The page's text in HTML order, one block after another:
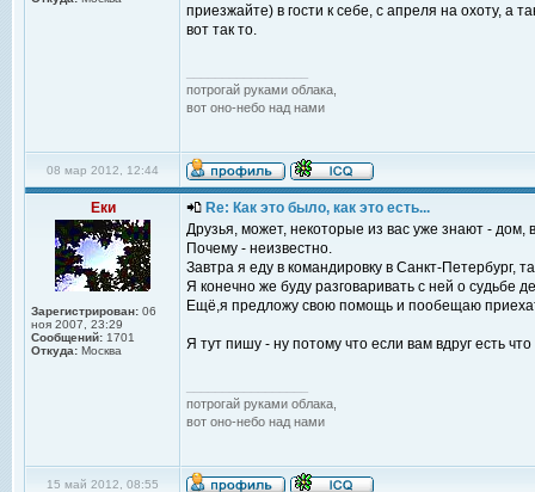
приезжайте) в гости к себе, с апреля на охоту, а
вот так то.
потрогай руками облака,
вот оно-небо над нами
08 мар 2012, 12:44
Еки
Зарегистрирован: 06
ноя 2007, 23:29
Сообщений: 1701
Откуда: Москва
Re: Как это было, как это есть...
Друзья, может, некоторые из вас уже знают -
Почему - неизвестно.
Завтра я еду в командировку в Санкт-Петербург,
Я конечно же буду разговаривать с ней о судьбе
Ещё,я предложу свою помощь и пообещаю
Я тут пишу - ну потому что если вам вдруг есть
потрогай руками облака,
вот оно-небо над нами
15 май 2012, 08:55